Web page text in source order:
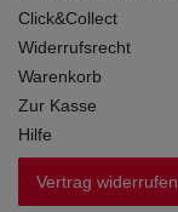
Click&Collect
Widerrufsrecht
Warenkorb
Zur Kasse
Hilfe
Vertrag widerrufen